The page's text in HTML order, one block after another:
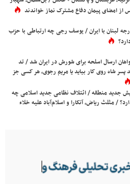
از امضای پیمان دفاع مشترک نماز خواندند
لبنان با ایران / یوسف رجی چه ارتباطی با حزب
ارسال اسلحه برای شورش در ایران شد / تد
شاه روی کار بیاید یا مریم رجوی، هر کسی جز
جدید منطقه / ائتلاف نظامی جدید اسلامی چه
/ مثلث ریاض، آنکارا و اسلام‌آباد علیه خلاء